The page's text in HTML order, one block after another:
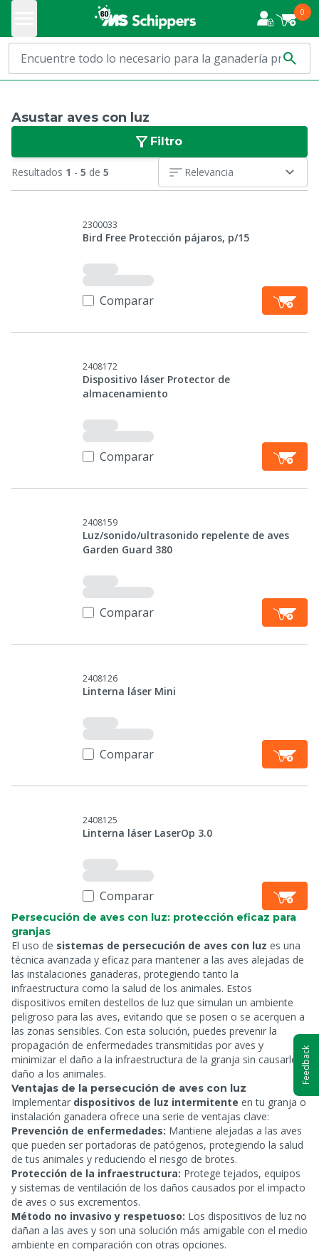
0
Asustar aves con luz
Filtro
Resultados 1 - 5 de 5 Relevancia
2300033
Bird Free Protección pájaros, p/15
Comparar
2408172
Dispositivo láser Protector de
almacenamiento
Comparar
2408159
Luz/sonido/ultrasonido repelente de aves
Garden Guard 380
Comparar
2408126
Linterna láser Mini
Comparar
2408125
Linterna láser LaserOp 3.0
Comparar
Persecución de aves con luz: protección eficaz para
granjas
El uso de sistemas de persecución de aves con luz es una
técnica avanzada y eficaz para mantener a las aves alejadas de
las instalaciones ganaderas, protegiendo tanto la
infraestructura como la salud de los animales. Estos
dispositivos emiten destellos de luz que simulan un ambiente
peligroso para las aves, evitando que se posen o se acerquen a
las zonas sensibles. Con esta solución, puedes prevenir la
propagación de enfermedades transmitidas por aves y
minimizar el daño a la infraestructura de la granja sin causarles
daño a los animales.
Ventajas de la persecución de aves con luz
Implementar dispositivos de luz intermitente en tu granja o
instalación ganadera ofrece una serie de ventajas clave:
Prevención de enfermedades: Mantiene alejadas a las aves
que pueden ser portadoras de patógenos, protegiendo la salud
de tus animales y reduciendo el riesgo de brotes.
Protección de la infraestructura: Protege tejados, equipos
y sistemas de ventilación de los daños causados por el impacto
de aves o sus excrementos.
Método no invasivo y respetuoso: Los dispositivos de luz no
dañan a las aves y son una solución más amigable con el medio
ambiente en comparación con otras opciones.
Feedback